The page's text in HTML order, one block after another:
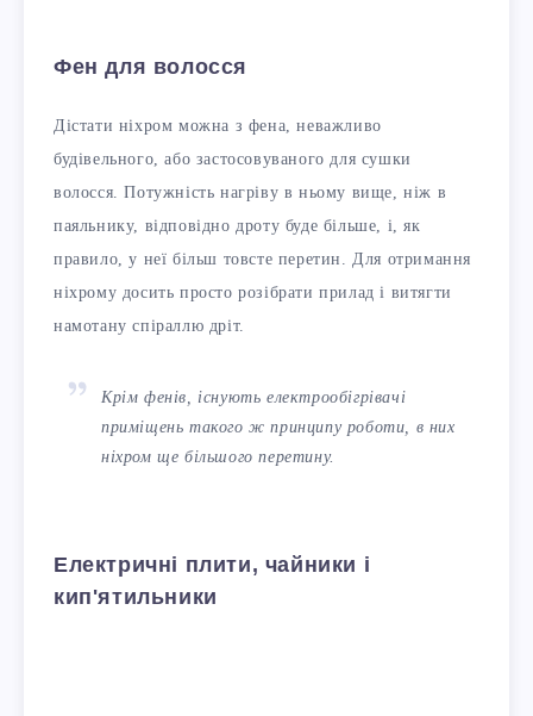
Фен для волосся
Дістати ніхром можна з фена, неважливо
будівельного, або застосовуваного для сушки
волосся. Потужність нагріву в ньому вище, ніж в
паяльнику, відповідно дроту буде більше, і, як
правило, у неї більш товсте перетин. Для отримання
ніхрому досить просто розібрати прилад і витягти
намотану спіраллю дріт.
Крім фенів, існують електрообігрівачі
приміщень такого ж принципу роботи, в них
ніхром ще більшого перетину.
Електричні плити, чайники і
кип'ятильники